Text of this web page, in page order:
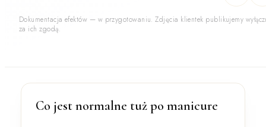
Dokumentacja efektów — w przygotowaniu. Zdjęcia klientek publikujemy
za ich zgodą.
Co jest normalne tuż po manicure